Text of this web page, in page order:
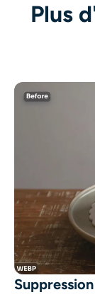
Plus